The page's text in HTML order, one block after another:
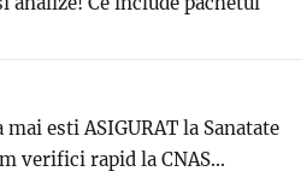
esti ASIGURAT la Sanatate
verifici rapid la CNAS...